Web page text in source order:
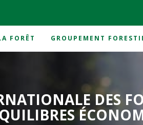
FORÊT GROUPEMENT
des forêts 2026 : un enjeu
DES